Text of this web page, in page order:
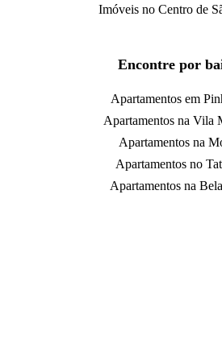
Imóveis no Centro de
Encontre por
Apartamentos em
Apartamentos na Vila
Apartamentos na
Apartamentos no
Apartamentos na